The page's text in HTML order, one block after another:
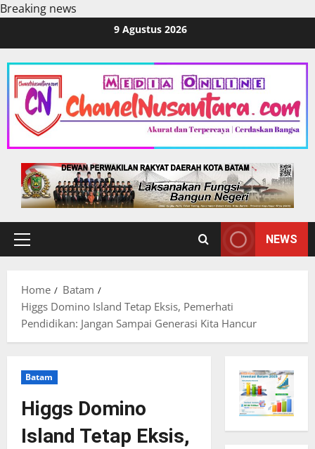
Breaking news
content
9 Agustus 2026
Primary
NEWS
Home
Batam
Higgs Domino Island Tetap Eksis, Pemerhati
Pendidikan: Jangan Sampai Generasi Kita Hancur
Batam
Higgs Domino
Island Tetap Eksis,